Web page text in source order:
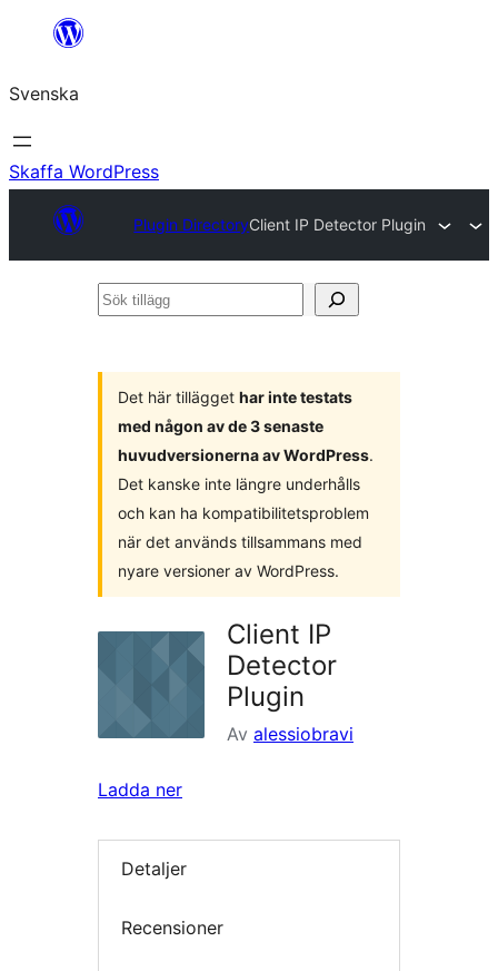
Hoppa
innehåll
Svenska
Skaffa WordPress
Plugin DirectoryClient IP Detector Plugin
Sök
Det här tillägget har inte testats
med någon av de 3 senaste
huvudversionerna av WordPress.
Det kanske inte längre underhålls
och kan ha kompatibilitetsproblem
när det används tillsammans med
nyare versioner av WordPress.
Client IP
Detector
Plugin
Av alessiobravi
Ladda ner
Detaljer
Recensioner